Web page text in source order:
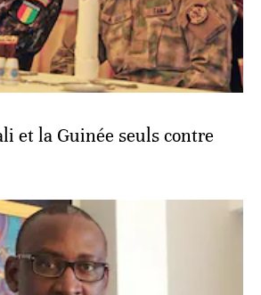
et la Guinée seuls contre